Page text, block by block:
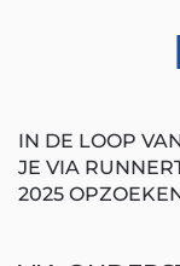
IN DE LOOP
JE VIA
2025